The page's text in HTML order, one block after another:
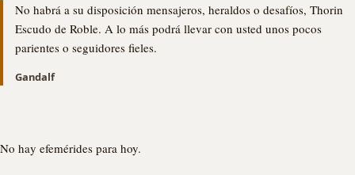
No habrá a su disposición mensajeros, heraldos o desafíos, Thorin
Escudo de Roble. A lo más podrá llevar con usted unos pocos
parientes o seguidores fieles.
Gandalf
No hay efemérides para hoy.